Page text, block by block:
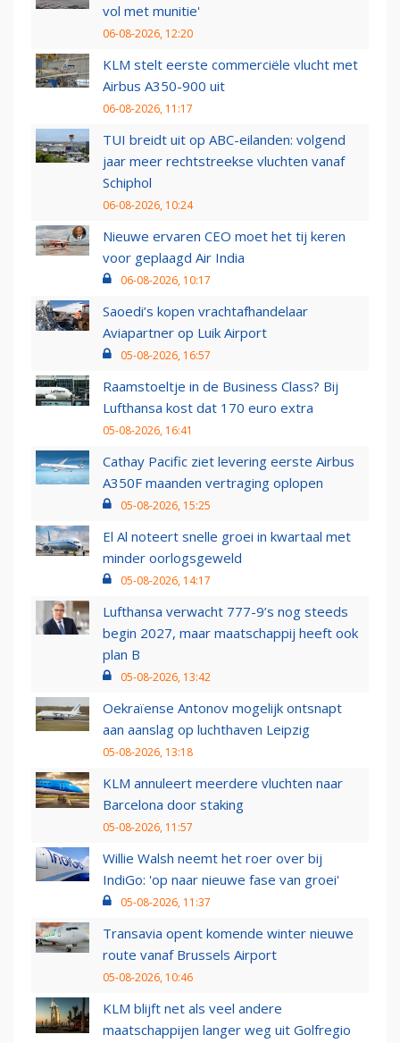
vol met munitie'
06-08-2026, 12:20
KLM stelt eerste commerciële vlucht met
Airbus A350-900 uit
06-08-2026, 11:17
TUI breidt uit op ABC-eilanden: volgend
jaar meer rechtstreekse vluchten vanaf
Schiphol
06-08-2026, 10:24
Nieuwe ervaren CEO moet het tij keren
voor geplaagd Air India
06-08-2026, 10:17
Saoedi’s kopen vrachtafhandelaar
Aviapartner op Luik Airport
05-08-2026, 16:57
Raamstoeltje in de Business Class? Bij
Lufthansa kost dat 170 euro extra
05-08-2026, 16:41
Cathay Pacific ziet levering eerste Airbus
A350F maanden vertraging oplopen
05-08-2026, 15:25
El Al noteert snelle groei in kwartaal met
minder oorlogsgeweld
05-08-2026, 14:17
Lufthansa verwacht 777-9’s nog steeds
begin 2027, maar maatschappij heeft ook
plan B
05-08-2026, 13:42
Oekraïense Antonov mogelijk ontsnapt
aan aanslag op luchthaven Leipzig
05-08-2026, 13:18
KLM annuleert meerdere vluchten naar
Barcelona door staking
05-08-2026, 11:57
Willie Walsh neemt het roer over bij
IndiGo: 'op naar nieuwe fase van groei'
05-08-2026, 11:37
Transavia opent komende winter nieuwe
route vanaf Brussels Airport
05-08-2026, 10:46
KLM blijft net als veel andere
maatschappijen langer weg uit Golfregio